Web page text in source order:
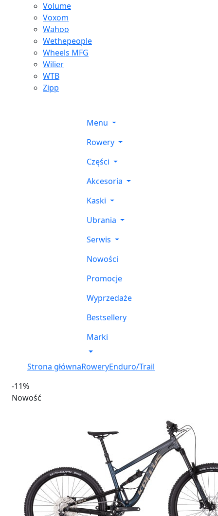
Volume
Voxom
Wahoo
Wethepeople
Wheels MFG
Wilier
WTB
Zipp
Menu
Rowery
Części
Akcesoria
Kaski
Ubrania
Serwis
Nowości
Promocje
Wyprzedaże
Bestsellery
Marki
Strona głównaRoweryEnduro/Trail
-11%
Nowość